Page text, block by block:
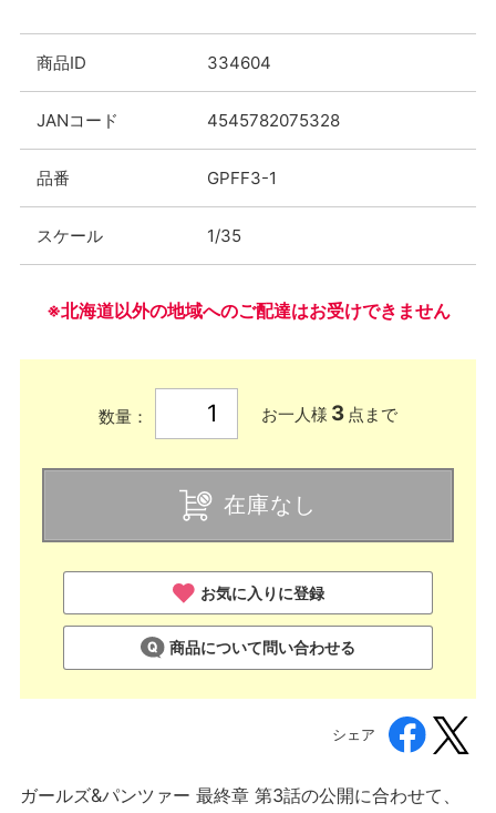
商品ID 334604
JANコード 4545782075328
品番 GPFF3-1
スケール 1/35
※北海道以外の地域へのご配達はお受けできません
数量： お一人様 3 点まで
在庫なし
お気に入りに登録
商品について問い合わせる
シェア
ガールズ&パンツァー 最終章 第3話の公開に合わせて、